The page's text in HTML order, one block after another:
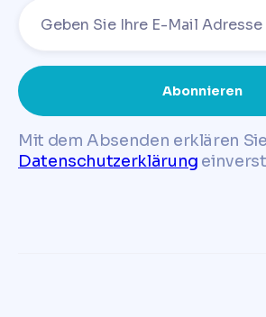
Mit dem Absenden erklären
Datenschutzerklärung